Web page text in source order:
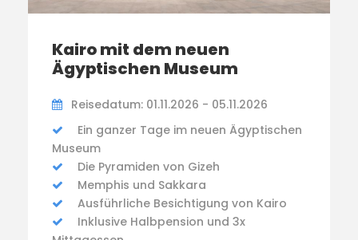
Kairo mit dem neuen
Ägyptischen Museum
Reisedatum: 01.11.2026 - 05.11.2026
Ein ganzer Tage im neuen Ägyptischen
Museum
Die Pyramiden von Gizeh
Memphis und Sakkara
Ausführliche Besichtigung von Kairo
Inklusive Halbpension und 3x